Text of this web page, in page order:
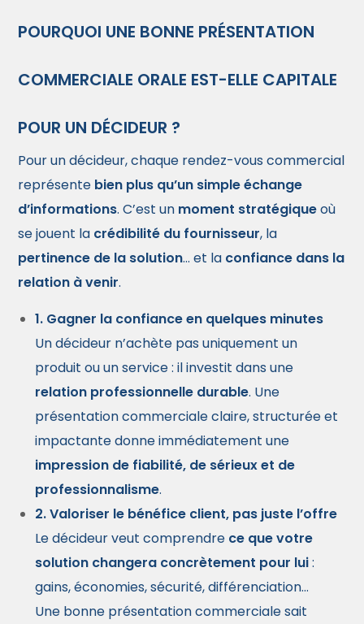
POURQUOI UNE BONNE PRÉSENTATION
COMMERCIALE ORALE EST-ELLE CAPITALE
POUR UN DÉCIDEUR ?
Pour un décideur, chaque rendez-vous commercial
représente bien plus qu’un simple échange
d’informations. C’est un moment stratégiqueoù
se jouent la crédibilité du fournisseur, la
pertinence de la solution… et la confiance dans la
relation à venir.
1. Gagner la confiance en quelques minutes
Un décideur n’achète pas uniquement un
produit ou un service : il investit dans une
relation professionnelle durable. Une
présentation commerciale claire, structurée et
impactante donne immédiatement une
impression de fiabilité, de sérieux et de
professionnalisme.
2. Valoriser le bénéfice client, pas juste l’offre
Le décideur veut comprendre ce que votre
solution changera concrètement pour lui:
gains, économies, sécurité, différenciation…
Une bonne présentation commerciale sait